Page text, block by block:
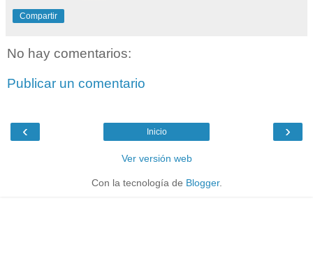
Compartir
No hay comentarios:
Publicar un comentario
‹ ›
Inicio
Ver versión web
Con la tecnología de Blogger.